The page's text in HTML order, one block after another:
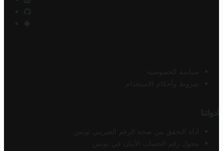
سياسة الخصوصية
شروط وأحكام الاستخدام
أدواتنا
أداة التحقق من صحة الرقم الضريبي تونس
محول رقم الحساب الآيبان في تونس